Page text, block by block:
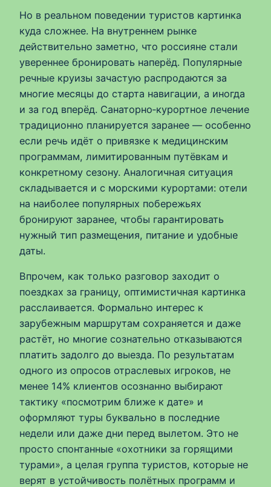
Но в реальном поведении туристов картинка
куда сложнее. На внутреннем рынке
действительно заметно, что россияне стали
увереннее бронировать наперёд. Популярные
речные круизы зачастую распродаются за
многие месяцы до старта навигации, а иногда
и за год вперёд. Санаторно‑курортное лечение
традиционно планируется заранее — особенно
если речь идёт о привязке к медицинским
программам, лимитированным путёвкам и
конкретному сезону. Аналогичная ситуация
складывается и с морскими курортами: отели
на наиболее популярных побережьях
бронируют заранее, чтобы гарантировать
нужный тип размещения, питание и удобные
даты.
Впрочем, как только разговор заходит о
поездках за границу, оптимистичная картинка
расслаивается. Формально интерес к
зарубежным маршрутам сохраняется и даже
растёт, но многие сознательно отказываются
платить задолго до выезда. По результатам
одного из опросов отраслевых игроков, не
менее 14% клиентов осознанно выбирают
тактику «посмотрим ближе к дате» и
оформляют туры буквально в последние
недели или даже дни перед вылетом. Это не
просто спонтанные «охотники за горящими
турами», а целая группа туристов, которые не
верят в устойчивость полётных программ и